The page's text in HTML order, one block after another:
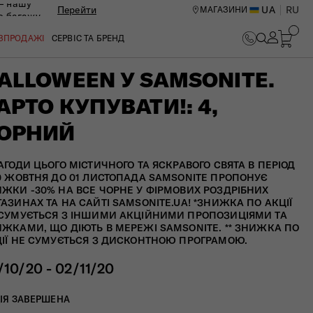
нашу
багажу
Перейти МАГАЗИНИ UA RU
СЕРВІС ТА БРЕНД
ЦЕНТР В КИЄВІ
У SAMSONITE.
КУПУВАТИ!: 4,
ЦЬОГО МІСТИЧНОГО ТА ЯСКРАВОГО СВЯТА В ПЕРІОД
ЖОВТНЯ ДО 01 ЛИСТОПАДА SAMSONITE ПРОПОНУЄ
-30% НА ВСЕ ЧОРНЕ У ФІРМОВИХ РОЗДРІБНИХ
ТА НА САЙТІ SAMSONITE.UA! *ЗНИЖКА ПО АКЦІЇ
З ІНШИМИ АКЦІЙНИМИ ПРОПОЗИЦІЯМИ ТА
ЩО ДІЮТЬ В МЕРЕЖІ SAMSONITE. ** ЗНИЖКА ПО
НЕ СУМУЄТЬСЯ З ДИСКОНТНОЮ ПРОГРАМОЮ.
20 - 02/11/20
ЗАВЕРШЕНА